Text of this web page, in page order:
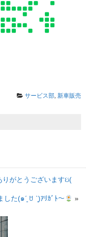
サービス部 新車販売
がとうございますઇ(
た(๑ˊ͈ ꇴ ˋ͈)ｱﾘｶﾞﾄ〜
»